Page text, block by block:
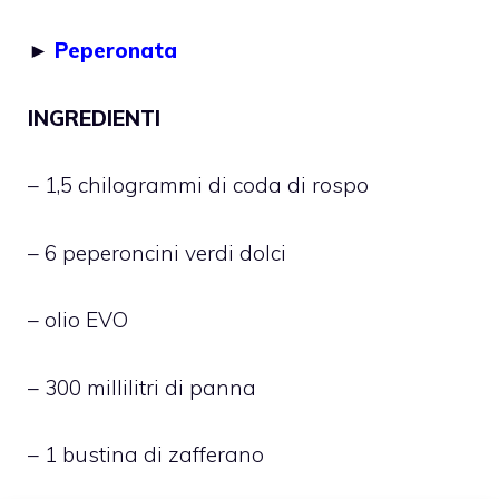
► Peperonata
INGREDIENTI
– 1,5 chilogrammi di coda di rospo
– 6 peperoncini verdi dolci
– olio EVO
– 300 millilitri di panna
– 1 bustina di zafferano